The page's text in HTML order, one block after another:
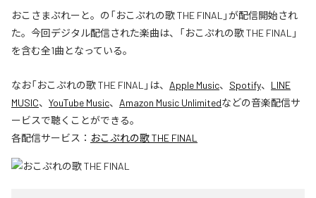
おこさまぷれーと。の「おこぷれの歌 THE FINAL」が配信開始され
た。今回デジタル配信された楽曲は、「おこぷれの歌 THE FINAL」
を含む全1曲となっている。
なお「おこぷれの歌 THE FINAL 」は、 Apple Music、 Spotify、 LINE
MUSIC、 YouTube Music、 Amazon Music Unlimitedなどの音楽配信サ
ービスで聴くことができる。
各配信サービス： おこぷれの歌 THE FINAL